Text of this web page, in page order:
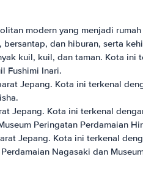
modern yang menjadi
dan hiburan, serta
kuil, kuil, dan taman. Kota
Fushimi Inari.
Jepang. Kota ini terkenal
Jepang. Kota ini terkenal
Peringatan Perdamaian
Jepang. Kota ini terkenal
Nagasaki dan